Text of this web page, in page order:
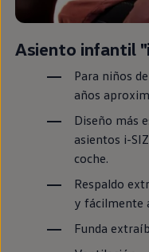
Asiento infantil
Para niños
años
Diseño más
asientos i-
coche.
Respaldo
y fácilmente
Funda